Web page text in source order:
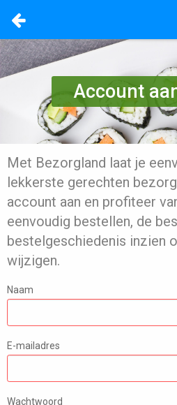
Account
Met Bezorgland laat je
lekkerste gerechten
account aan en profiteer
eenvoudig bestellen, de
bestelgeschiedenis inzien
wijzigen.
Naam
E-mailadres
Wachtwoord